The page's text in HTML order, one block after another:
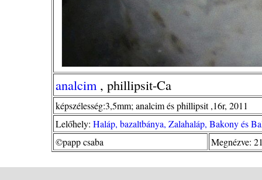
analcim, phillipsit-Ca
képszélesség:3,5mm; analcim és phillipsit ,16r, 2011
Lelőhely: Haláp, bazaltbánya, Zalahaláp, Bakony és
©papp csaba
Megnézve: